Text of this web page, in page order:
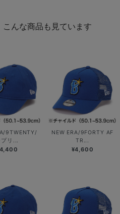
んな商品も見ています
9TWENTY/
プリ...
NEW ERA/9FORTY AF
TR...
¥4,600